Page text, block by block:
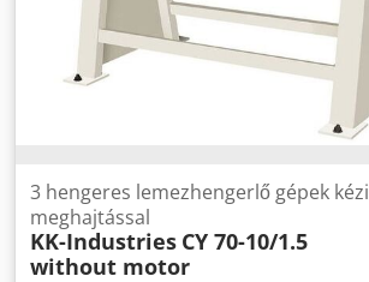
3 hengeres lemezhengerlő gépek kézi
meghajtással
KK-Industries CY 70-10/1.5
without motor